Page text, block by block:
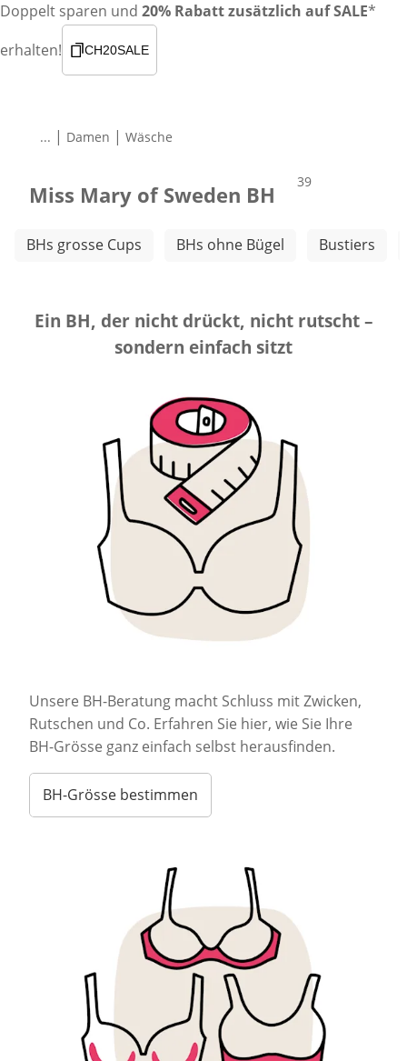
Doppelt sparen und 20% Rabatt zusätzlich auf SALE*
erhalten!
CH20SALE
... | Damen | Wäsche
Miss Mary of Sweden BH Produkte
39
Weitere Kategorien überspringen
BHs grosse Cups BHs ohne Bügel Bustiers
Ein BH, der nicht drückt, nicht rutscht –
sondern einfach sitzt
Unsere BH-Beratung macht Schluss mit Zwicken,
Rutschen und Co. Erfahren Sie hier, wie Sie Ihre
BH-Grösse ganz einfach selbst herausfinden.
BH-Grösse bestimmen